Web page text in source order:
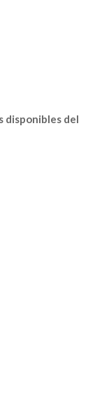
disponibles del